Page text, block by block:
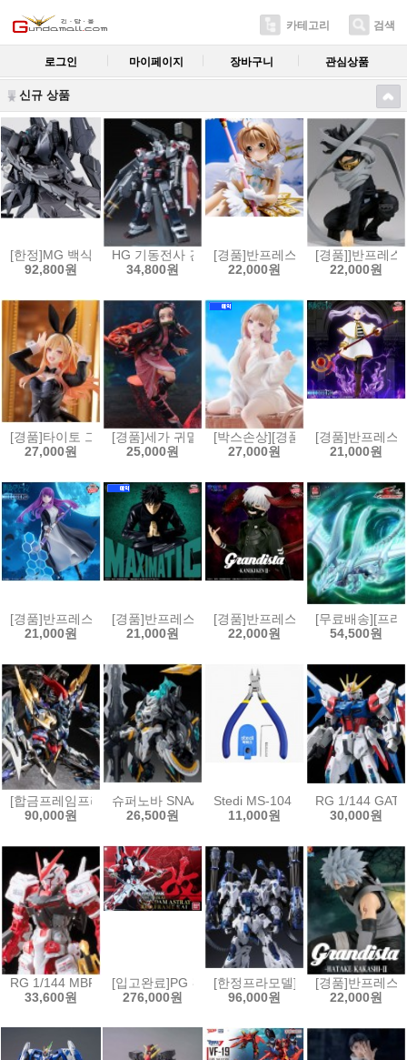
카테고리 검색
로그인 마이페이지 장바구니 관심상품
신규 상품
[한정]MG 백식 크래쉬 괴[4573102556288]
92,800원
HG 기동전사 건담 썬더볼트 1/144 풀아머 건담
34,800원
[경품]반프레스토 카드캡터 사쿠
22,000원
[경품]]반프레
22,000원
[경품]타이토 그 비스크 돌은 사랑을 한다 T-most 피규어 키타가와 마
27,000원
[경품]세가 귀멸의 칼날 Xross Link 피규어 카마도
25,000원
[박스손상][경품]후류 누들스토퍼
27,000원
[경품]반프레스
21,000원
[경품]반프레스토 장송의 프리렌 EFFECTREME 페른
21,000원
[경품]반프레스토 주술회전 MAXIMATIC 피규어 후
21,000원
[경품]반프레스토 그란디스타 도
22,000원
[무료배송][프라
54,500원
[합금프레임프라모델]모터뉴클리어 MNP-XH16A 삼국지 전위
90,000원
슈퍼노바 SNAA 원탁기사단 베디비어
26,500원
Stedi MS-104 보급형 싱글 블레
11,000원
RG 1/144
30,000원
RG 1/144 MBF-P02 건담 아스트레이 레드프레임[4573102616180]
33,600원
[입고완료]PG 건담 아스트레이 레드프레임改
276,000원
[한정프라모델]무한신성 1/100 리
96,000원
[경품]반프레스
22,000원